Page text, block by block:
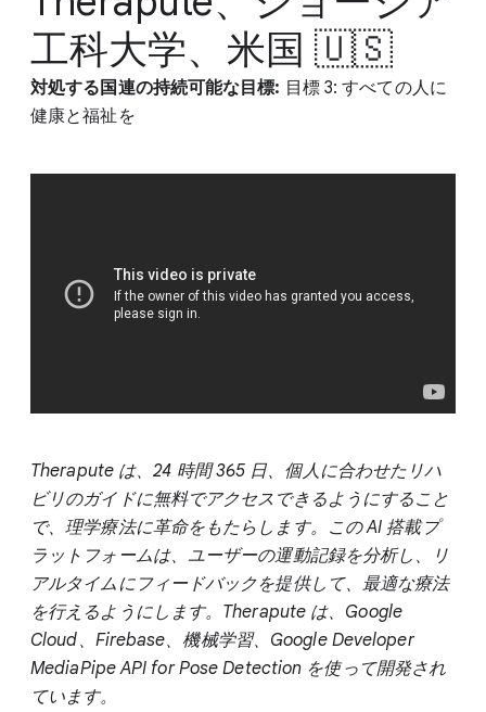
工科大学、米国 🇺🇸
対処する国連の持続可能な目標: 目標 3: すべての人に
健康と福祉を
Therapute は、24 時間 365 日、個人に合わせたリハ
ビリのガイドに無料でアクセスできるようにすること
で、理学療法に革命をもたらします。この AI 搭載プ
ラットフォームは、ユーザーの運動記録を分析し、リ
アルタイムにフィードバックを提供して、最適な療法
を行えるようにします。Therapute は、Google
Cloud、Firebase、機械学習、Google Developer
MediaPipe API for Pose Detection を使って開発され
ています。